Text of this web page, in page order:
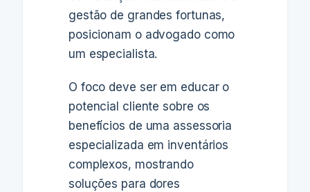
gestão de grandes fortunas,
posicionam o advogado como
um especialista.
O foco deve ser em educar o
potencial cliente sobre os
benefícios de uma assessoria
especializada em inventários
complexos, mostrando
soluções para dores